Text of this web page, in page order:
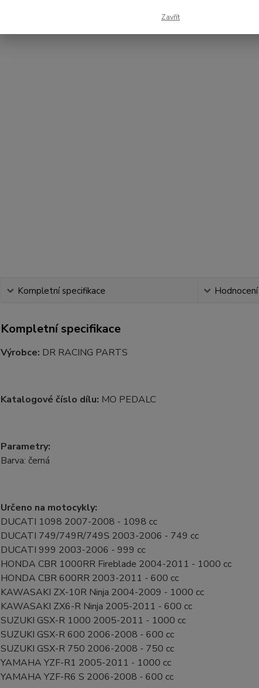
Kompletní specifikace Hodnocení
Kompletní specifikace
Výrobce: DR RACING PARTS
Katalogové číslo dílu: MO PEDALC
Parametry:
Barva: černá
Určeno na motocykly:
DUCATI 1098 2007-2008 - 1098 cc
DUCATI 749/749R/749S 2003-2006 - 749 cc
DUCATI 999 2003-2006 - 999 cc
HONDA CBR 1000RR Fireblade 2004-2011 - 1000 cc
HONDA CBR 600RR 2003-2011 - 600 cc
KAWASAKI ZX-10R Ninja 2004-2009 - 1000 cc
KAWASAKI ZX6-R Ninja 2005-2011 - 600 cc
SUZUKI GSX-R 1000 2005-2011 - 1000 cc
SUZUKI GSX-R 600 2006-2008 - 600 cc
SUZUKI GSX-R 750 2006-2008 - 750 cc
YAMAHA YZF-R1 2005-2011 - 1000 cc
YAMAHA YZF-R6 S 2006-2008 - 600 cc
Zavřít